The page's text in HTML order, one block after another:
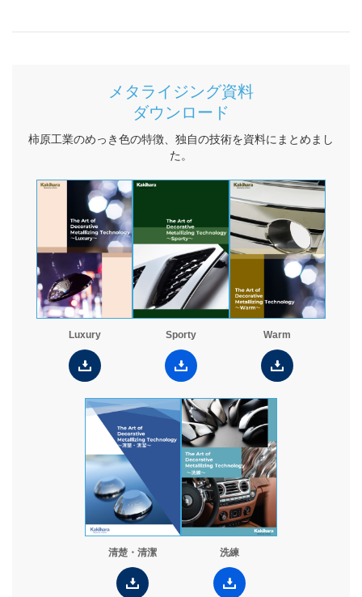
メタライジング資料
ダウンロード
柿原工業のめっき色の特徴、独自の技術を資料にまとめまし
た。
Luxury Sporty Warm
清楚・清潔 洗練